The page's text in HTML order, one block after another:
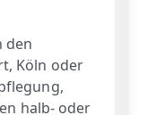
den
Köln oder
halb- oder